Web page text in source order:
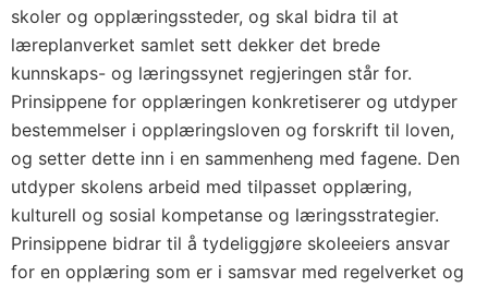
skoler og opplæringssteder, og skal bidra til at
læreplanverket samlet sett dekker det brede
kunnskaps- og læringssynet regjeringen står for.
Prinsippene for opplæringen konkretiserer og utdyper
bestemmelser i opplæringsloven og forskrift til loven,
og setter dette inn i en sammenheng med fagene. Den
utdyper skolens arbeid med tilpasset opplæring,
kulturell og sosial kompetanse og læringsstrategier.
Prinsippene bidrar til å tydeliggjøre skoleeiers ansvar
for en opplæring som er i samsvar med regelverket og